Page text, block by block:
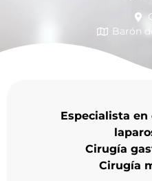
Barón
Especialista
Cirugía
Cirugía